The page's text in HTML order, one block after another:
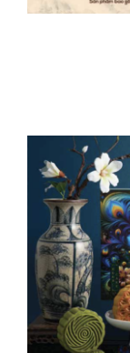
DETAILS